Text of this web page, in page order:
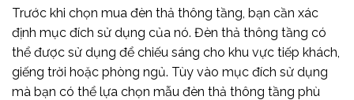
Trước khi chọn mua đèn thả thông tầng, bạn cần xác
định mục đích sử dụng của nó. Đèn thả thông tầng có
thể được sử dụng để chiếu sáng cho khu vực tiếp khách,
giếng trời hoặc phòng ngủ. Tùy vào mục đích sử dụng
mà bạn có thể lựa chọn mẫu đèn thả thông tầng phù